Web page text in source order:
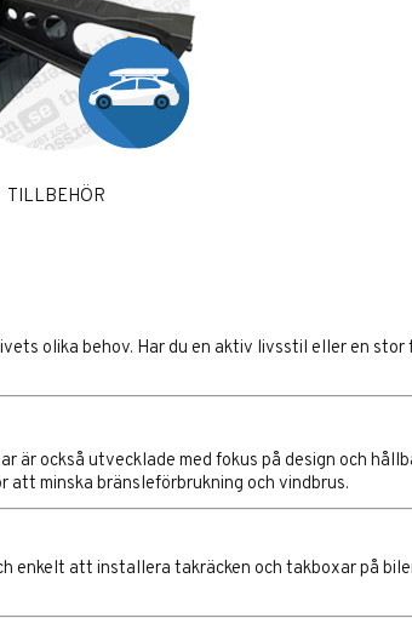
TILLBEHÖR
olika behov. Har du en aktiv livsstil eller en
är också utvecklade med fokus på design och
minska bränsleförbrukning och vindbrus.
att installera takräcken och takboxar på